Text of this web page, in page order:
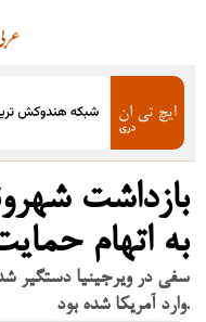
بازداشت
به اتهام
سفی در ویرجینیا دستگیر
وارد آمریکا شده بود.